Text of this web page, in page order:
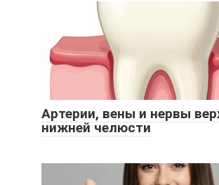
Артерии, вены и нервы
нижней челюсти